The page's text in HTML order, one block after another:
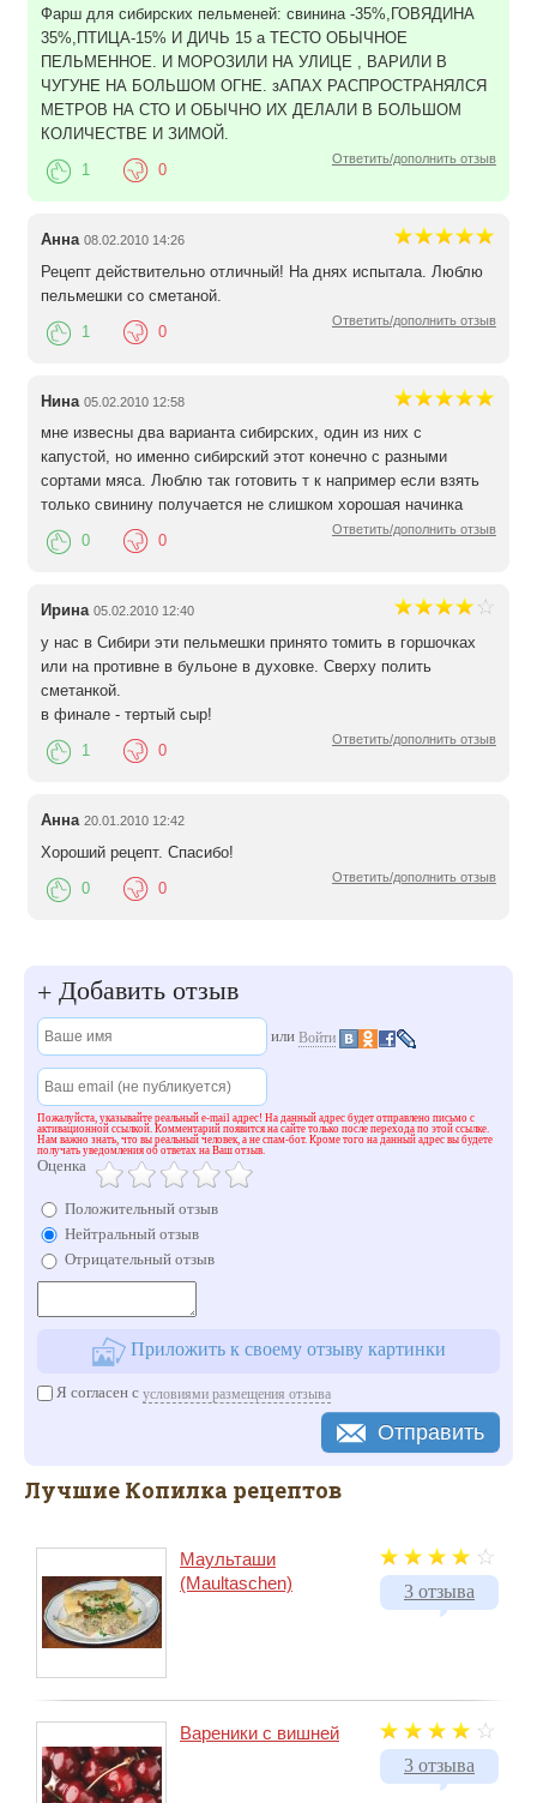
Фарш для сибирских пельменей: свинина -35%,ГОВЯДИНА
35%,ПТИЦА-15% И ДИЧЬ 15 а ТЕСТО ОБЫЧНОЕ
ПЕЛЬМЕННОЕ. И МОРОЗИЛИ НА УЛИЦЕ , ВАРИЛИ В
ЧУГУНЕ НА БОЛЬШОМ ОГНЕ. зАПАХ РАСПРОСТРАНЯЛСЯ
МЕТРОВ НА СТО И ОБЫЧНО ИХ ДЕЛАЛИ В БОЛЬШОМ
КОЛИЧЕСТВЕ И ЗИМОЙ.
Ответить/дополнить отзыв
1 0
Анна 08.02.2010 14:26
Рецепт действительно отличный! На днях испытала. Люблю
пельмешки со сметаной.
Ответить/дополнить отзыв
1 0
Нина 05.02.2010 12:58
мне извесны два варианта сибирских, один из них с
капустой, но именно сибирский этот конечно с разными
сортами мяса. Люблю так готовить т к например если взять
только свинину получается не слишком хорошая начинка
Ответить/дополнить отзыв
0 0
Ирина 05.02.2010 12:40
у нас в Сибири эти пельмешки принято томить в горшочках
или на противне в бульоне в духовке. Сверху полить
сметанкой.
в финале - тертый сыр!
Ответить/дополнить отзыв
1 0
Анна 20.01.2010 12:42
Хороший рецепт. Спасибо!
Ответить/дополнить отзыв
0 0
+ Добавить отзыв
или Войти
Пожалуйста, указывайте реальный e-mail адрес! На данный адрес будет отправлено письмо с
активационной ссылкой. Комментарий появится на сайте только после перехода по этой ссылке.
Нам важно знать, что вы реальный человек, а не спам-бот. Кроме того на данный адрес вы будете
получать уведомления об ответах на Ваш отзыв.
Оценка
Положительный отзыв
Нейтральный отзыв
Отрицательный отзыв
Приложить к своему отзыву картинки
Я согласен с условиями размещения отзыва
Отправить
Лучшие Копилка рецептов
3 отзыва
Маульташи
(Maultaschen)
3 отзыва
Вареники с вишней